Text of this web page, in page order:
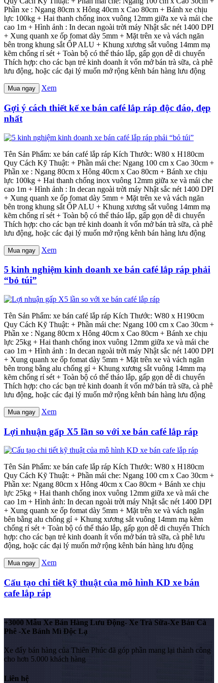
Phần xe : Ngang 80cm x Hông 40cm x Cao 80cm + Bánh xe chịu
lực 100kg + Hai thanh chống inox vuông 12mm giữa xe và mái che
cao 1m + Hình ảnh : In decan ngoài trời máy Nhật sắc nét 1400 DPI
+ Xung quanh xe ốp fomat dày 5mm + Mặt trên xe và vách ngăn
bên trong khung sắt ỐP ALU + Khung xương sắt vuông 14mm mạ
kẽm chống rỉ sét + Toàn bộ có thể tháo lắp, gấp gọn dễ di chuyển
Thích hợp: cho các bạn trẻ kinh doanh ít vốn mở bán trà sữa, cà phê
lưu động, hoặc các đại lý muốn mở rộng kênh bán hàng lưu động
Mua ngay Xem
Gợi ý cách thiết kế xe bán café lắp ráp độc đáo, đẹp
nhất
Tên Sản Phẩm: xe bán café lắp ráp Kích Thước: W80 x H180cm
Quy Cách Kỹ Thuật: + Phần mái che: Ngang 100 cm x Cao 30cm +
Phần xe : Ngang 80cm x Hông 40cm x Cao 80cm + Bánh xe chịu
lực 100kg + Hai thanh chống inox vuông 12mm giữa xe và mái che
cao 1m + Hình ảnh : In decan ngoài trời máy Nhật sắc nét 1400 DPI
+ Xung quanh xe ốp fomat dày 5mm + Mặt trên xe và vách ngăn
bên trong khung sắt ỐP ALU + Khung xương sắt vuông 14mm mạ
kẽm chống rỉ sét + Toàn bộ có thể tháo lắp, gấp gọn dễ di chuyển
Thích hợp: cho các bạn trẻ kinh doanh ít vốn mở bán trà sữa, cà phê
lưu động, hoặc các đại lý muốn mở rộng kênh bán hàng lưu động
Mua ngay Xem
5 kinh nghiệm kinh doanh xe bán café lắp ráp phải
“bỏ túi”
Tên Sản Phẩm: xe bán café lắp ráp Kích Thước: W80 x H190cm
Quy Cách Kỹ Thuật: + Phần mái che: Ngang 100 cm x Cao 30cm +
Phần xe : Ngang 80cm x Hông 40cm x Cao 80cm + Bánh xe chịu
lực 25kg + Hai thanh chống inox vuông 12mm giữa xe và mái che
cao 1m + Hình ảnh : In decan ngoài trời máy Nhật sắc nét 1400 DPI
+ Xung quanh xe ốp fomat dày 5mm + Mặt trên xe và vách ngăn
bên trong bằng alu chống gỉ + Khung xương sắt vuông 14mm mạ
kẽm chống rỉ sét + Toàn bộ có thể tháo lắp, gấp gọn dễ di chuyển
Thích hợp: cho các bạn trẻ kinh doanh ít vốn mở bán trà sữa, cà phê
lưu động, hoặc các đại lý muốn mở rộng kênh bán hàng lưu động
Mua ngay Xem
Lợi nhuận gấp X5 lần so với xe bán café lắp ráp
Tên Sản Phẩm: xe bán cafe lắp ráp Kích Thước: W80 x H180cm
Quy Cách Kỹ Thuật: + Phần mái che: Ngang 100 cm x Cao 30cm +
Phần xe: Ngang 80cm x Hông 40cm x Cao 80cm + Bánh xe chịu
lực 25kg + Hai thanh chống inox vuông 12mm giữa xe và mái che
cao 1m + Hình ảnh: In decan ngoài trời máy Nhật sắc nét 1400 DPI
+ Xung quanh xe ốp fomat dày 5mm + Mặt trên xe và vách ngăn
bên bằng alu chống gỉ + Khung xương sắt vuông 14mm mạ kẽm
chống rỉ sét + Toàn bộ có thể tháo lắp, gấp gọn dễ di chuyển Thích
hợp: cho các bạn trẻ kinh doanh ít vốn mở bán trà sữa, cà phê lưu
động, hoặc các đại lý muốn mở rộng kênh bán hàng lưu động
Mua ngay Xem
Cấu tạo chi tiết kỹ thuật của mô hình KD xe bán
cafe lắp ráp
+3000 Mẫu Xe Bán Hàng Lưu Động- Xe Trà Sữa-Xe Bán Cà
Phê -Xe Bánh Mì Độc Lạ
Xe đẩy bán hàng của Thiên Phúc đã góp phần mang lại thành công
cho hơn 5.000 khách hàng
Liên hệ